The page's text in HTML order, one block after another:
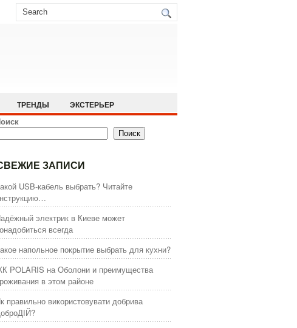
ТРЕНДЫ ЭКСТЕРЬЕР
Поиск
ЗАПИСИ
USB-кабель выбрать? Читайте
электрик в Киеве может
всегда
напольное покрытие выбрать для кухни?
POLARIS на Оболони и преимущества
в этом районе
правильно використовувати добрива